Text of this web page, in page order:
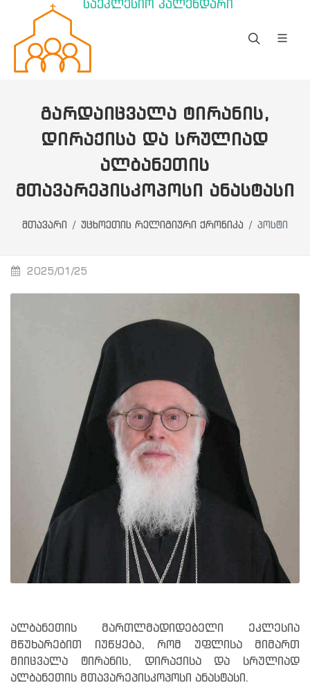
საეკლესიო კალენდარი
ᲒᲐᲠᲓᲐᲘᲪᲕᲐᲚᲐ ᲢᲘᲠᲐᲜᲘᲡ,
ᲓᲘᲠᲐᲥᲘᲡᲐ ᲓᲐ ᲡᲠᲣᲚᲘᲐᲓ
ᲐᲚᲑᲐᲜᲔᲗᲘᲡ
ᲛᲗᲐᲕᲐᲠᲔᲞᲘᲡᲙᲝᲞᲝᲡᲘ ᲐᲜᲐᲡᲢᲐᲡᲘ
მთავარი უცხოეთის რელიგიური ქრონიკა პოსტი
2025/01/25
ალბანეთის მართლმადიდებელი ეკლესია
მწუხარებით იუწყება, რომ უფლისა მიმართ
მიიცვალა ტირანის, დირაქისა და სრულიად
ალბანეთის მთავარეპისკოპოსი ანასტასი.